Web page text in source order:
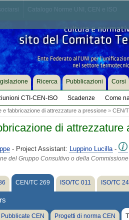
CTI-CEN-ISO Scadenze Come
Ricerca Pubblicazioni Corsi
e fabbricazione di attrezzature a pressione» CEN/
di attrezzature
- Project Assistant: Luppino Lucilla-
del Gruppo Consultivo o della
CEN/TC 269 ISO/TC 011 ISO/TC
Pubblicate CEN Progetti di norma CEN